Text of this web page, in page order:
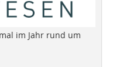
im Jahr rund um